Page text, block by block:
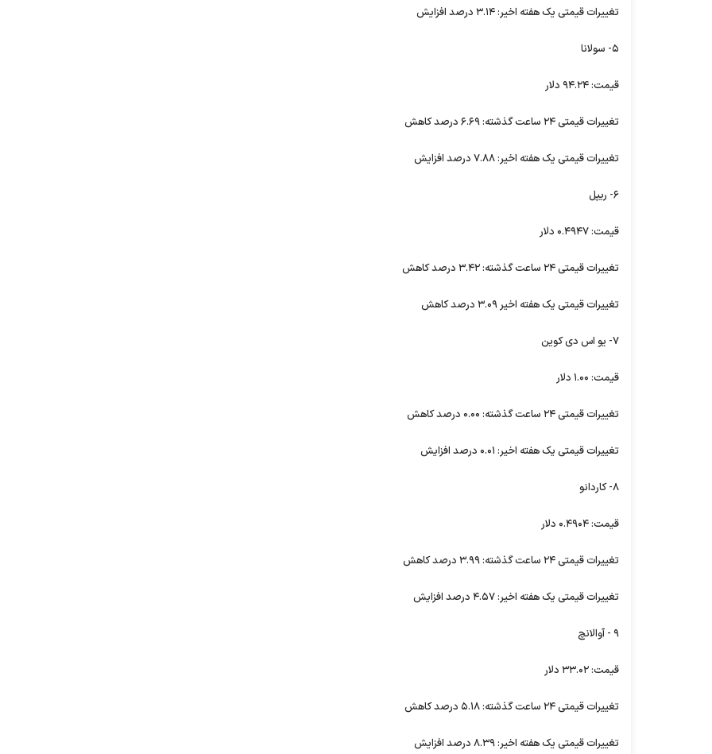
تغییرات قیمتی یک هفته اخیر: ۳.۱۴ درصد افزایش
۵- سولانا
قیمت: ۹۴.۲۴ دلار
تغییرات قیمتی ۲۴ ساعت گذشته: ۶.۶۹ درصد کاهش
تغییرات قیمتی یک هفته اخیر: ۷.۸۸ درصد افزایش
۶- ریپل
قیمت: ۰.۴۹۴۷ دلار
تغییرات قیمتی ۲۴ ساعت گذشته: ۳.۴۲ درصد کاهش
تغییرات قیمتی یک هفته اخیر ۳.۰۹ درصد کاهش
۷- یو اس دی کوین
قیمت: ۱.۰۰ دلار
تغییرات قیمتی ۲۴ ساعت گذشته: ۰.۰۰ درصد کاهش
تغییرات قیمتی یک هفته اخیر: ۰.۰۱ درصد افزایش
۸- کاردانو
قیمت: ۰.۴۹۰۴ دلار
تغییرات قیمتی ۲۴ ساعت گذشته: ۳.۹۹ درصد کاهش
تغییرات قیمتی یک هفته اخیر: ۴.۵۷ درصد افزایش
۹ - آوالانچ
قیمت: ۳۳.۰۲ دلار
تغییرات قیمتی ۲۴ ساعت گذشته: ۵.۱۸ درصد کاهش
تغییرات قیمتی یک هفته اخیر: ۸.۳۹ درصد افزایش